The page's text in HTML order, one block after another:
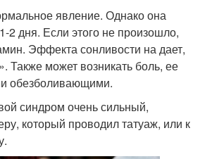
явление. Однако она
2 дня. Если этого не произошло,
Эффекта сонливости на дает,
Также может возникать боль, ее
обезболивающими.
синдром очень сильный,
который проводил татуаж, или к